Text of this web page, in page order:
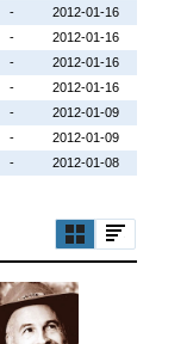
-
2012-01-16
-
2012-01-16
-
2012-01-16
-
2012-01-16
-
2012-01-09
-
2012-01-09
- 2012-01-08